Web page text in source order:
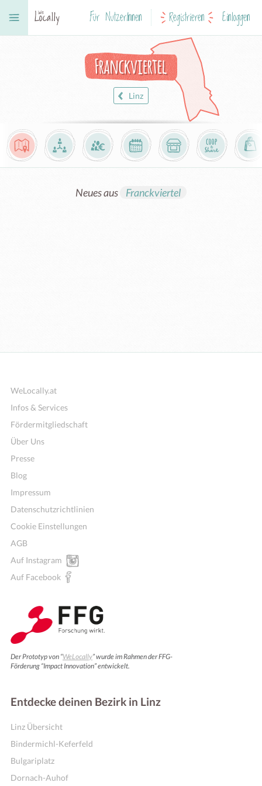
Für NutzerInnen Registrieren Einloggen
Franckviertel
Linz
Neues aus Franckviertel
WeLocally.at
Infos & Services
Fördermitgliedschaft
Über Uns
Presse
Blog
Impressum
Datenschutzrichtlinien
Cookie Einstellungen
AGB
Auf Instagram
Auf Facebook
Der Prototyp von “WeLocally” wurde im Rahmen der FFG-
Förderung “Impact Innovation” entwickelt.
Entdecke deinen Bezirk in Linz
Linz Übersicht
Bindermichl-Keferfeld
Bulgariplatz
Dornach-Auhof